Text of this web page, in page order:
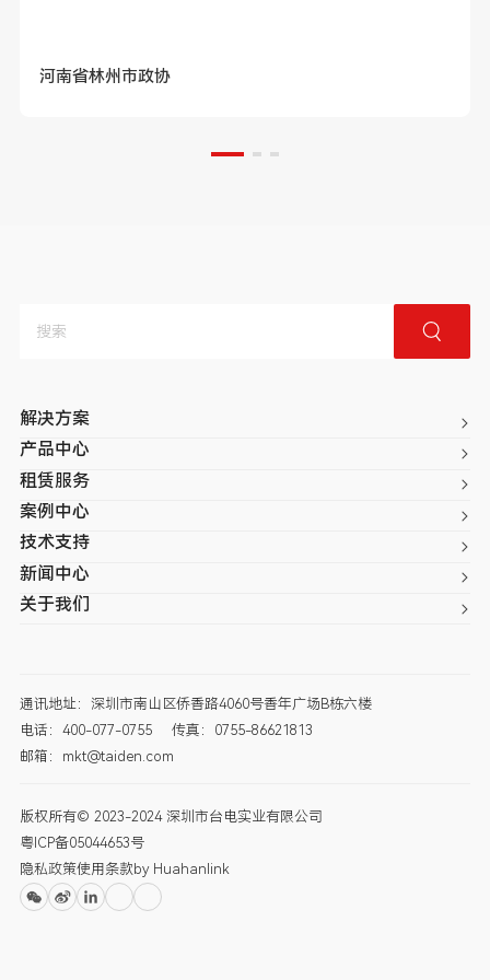
河南省林州市政协
解决方案
产品中心
租赁服务
案例中心
技术支持
新闻中心
关于我们
通讯地址：深圳市南山区侨香路4060号香年广场B栋六楼
电话：400-077-0755
传真：0755-86621813
邮箱：mkt@taiden.com
版权所有© 2023-2024 深圳市台电实业有限公司
粤ICP备05044653号
隐私政策使用条款 by Huahanlink